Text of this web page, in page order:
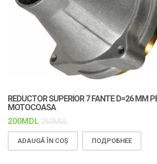
REDUCTOR SUPERIOR 7 FANTE D=26 MM
MOTOCOASA
200MDL 250MDL
ADAUGĂ ÎN COȘ ПОДРОБНЕЕ